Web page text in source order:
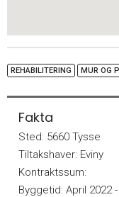
REHABILITERING MUR OG
Fakta
Sted: 5660 Tysse
Tiltakshaver: Eviny
Kontraktssum:
Byggetid: April 2022